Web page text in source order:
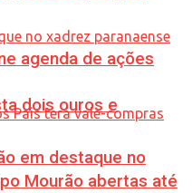
dois ouros e
em destaque no
agenda de ações
Mourão abertas até